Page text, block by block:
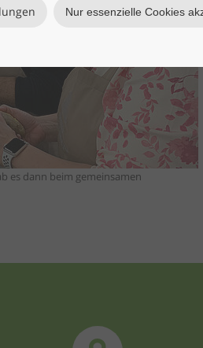
Nur essenzielle Cookies
es dann beim gemeinsamen